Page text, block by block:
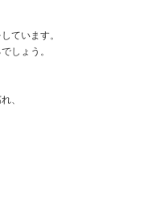
ています。
しょう。
、